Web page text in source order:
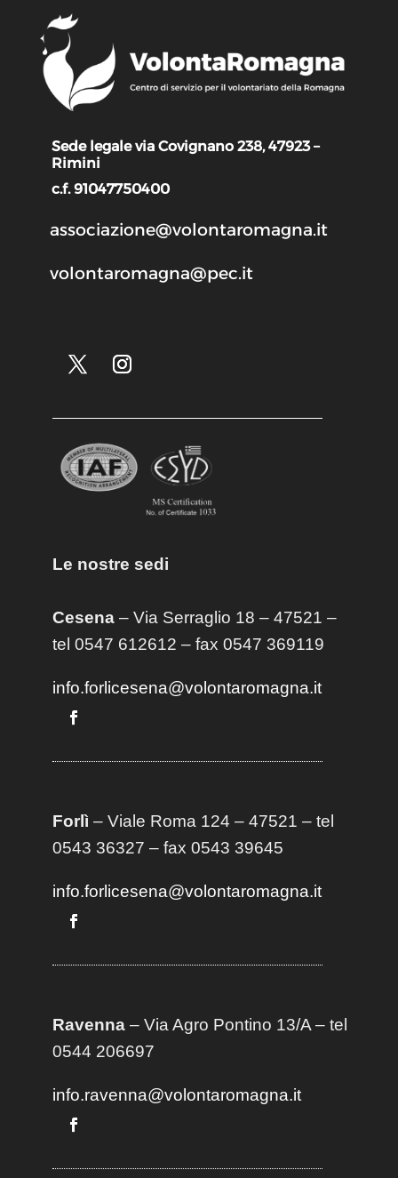
Sede legale via Covignano 238, 47923 –
Rimini
c.f. 91047750400
associazione@volontaromagna.it
volontaromagna@pec.it
Le nostre sedi
Cesena– Via Serraglio 18 – 47521 –
tel 0547 612612 – fax 0547 369119
info.forlicesena@volontaromagna.it
Forlì – Viale Roma 124 – 47521 – tel
0543 36327 – fax 0543 39645
info.forlicesena@volontaromagna.it
Ravenna– Via Agro Pontino 13/A– tel
0544 206697
info.ravenna@volontaromagna.it